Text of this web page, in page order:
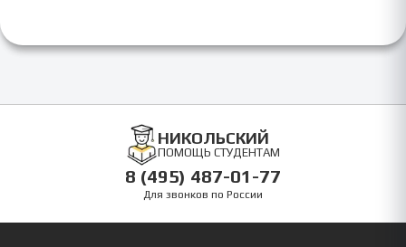
НИКОЛЬСКИЙ
ПОМОЩЬ СТУДЕНТАМ
8 (495) 487-01-77
Для звонков по России